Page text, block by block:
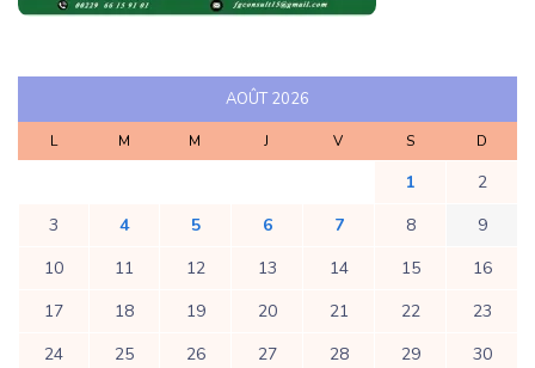
AOÛT 2026
L M M J V S D
1
2
3
4 5 6 7 8
9
10
11 12 13 14 15
16
17
18 19 20 21 22
23
24
25 26 27 28 29
30